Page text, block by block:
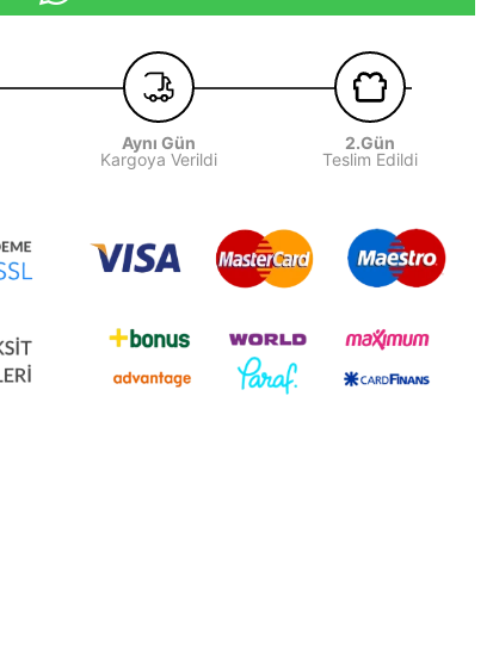
Aynı Gün
Kargoya Verildi
2.Gün
Teslim Edildi